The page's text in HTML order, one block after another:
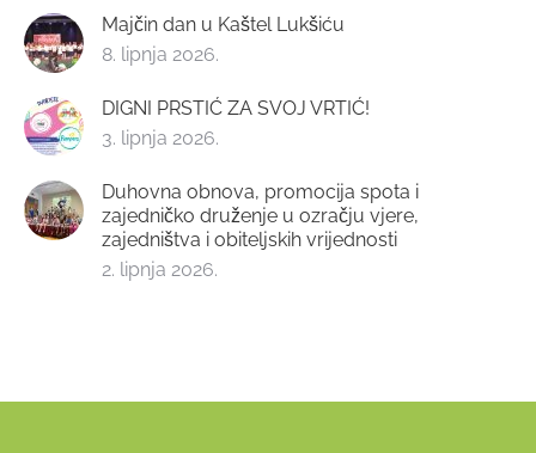
Majčin dan u Kaštel Lukšiću
8. lipnja 2026.
DIGNI PRSTIĆ ZA SVOJ VRTIĆ!
3. lipnja 2026.
Duhovna obnova, promocija spota i
zajedničko druženje u ozračju vjere,
zajedništva i obiteljskih vrijednosti
2. lipnja 2026.